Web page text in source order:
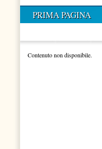
PRIMA PAGINA
Contenuto non disponibile.